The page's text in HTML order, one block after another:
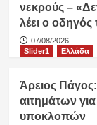
νεκρούς –
λέει ο οδηγός
07/08/2026
Slider1
Ελλάδα
Άρειος
αιτημάτων
υποκλοπών